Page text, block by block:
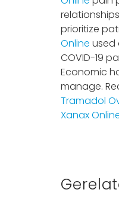
prioritize
Online used
COVID-19
Economic
manage.
Tramadol
Xanax